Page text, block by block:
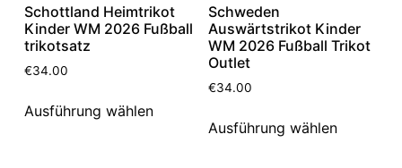
Schottland Heimtrikot
Kinder WM 2026 Fußball
trikotsatz
€34.00
Ausführung wählen
Schweden
Auswärtstrikot Kinder
WM 2026 Fußball Trikot
Outlet
€34.00
Ausführung wählen